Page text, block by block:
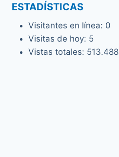
ESTADÍSTICAS
Visitantes en línea: 0
Visitas de hoy: 5
Vistas totales: 513.488